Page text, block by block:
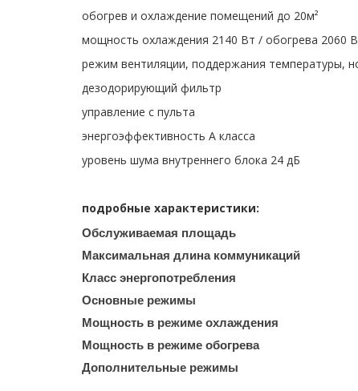
обогрев и охлаждение помещений до 20м²
мощность охлаждения 2140 Вт / обогрева 2060
режим вентиляции, поддержания температуры,
дезодорирующий фильтр
управление с пульта
энергоэффективность A класса
уровень шума внутреннего блока 24 дБ
подробные характеристики:
Обслуживаемая площадь
Максимальная длина коммуникаций
Класс энергопотребления
Основные режимы
Мощность в режиме охлаждения
Мощность в режиме обогрева
Дополнительные режимы